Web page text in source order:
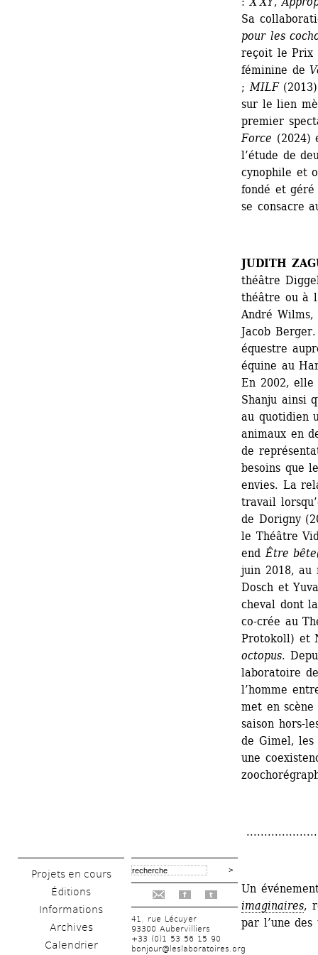
Projets en cours
Éditions
Informations
Archives
Calendrier
f t
41, rue Lécuyer
93300 Aubervilliers
+33 (0)1 53 56 15 90
bonjour@leslaboratoires.org
Sa
pour les
reçoit le Prix
féminine de
; MILF
sur le lien
premier
Force (2024)
l’étude de
cynophile et
fondé et géré
se consacre
JUDITH
théâtre
théâtre ou à
André
Jacob
équestre
équine au
En 2002, elle
Shanju ainsi
au quotidien
animaux en
de
besoins que
envies. La
travail
de Dorigny
le Théâtre
end Être
juin 2018, au
Dosch et
cheval dont
co-crée au
Protokoll) et
octopus.
laboratoire
l’homme
met en scène
saison hors-
de Gimel, les
une
Un
imaginaires,
par l’une